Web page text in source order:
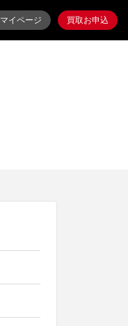
マイページ 買取お申込